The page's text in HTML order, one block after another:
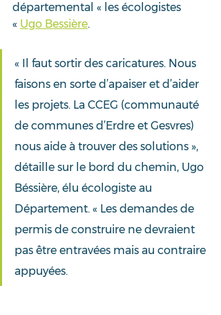
départemental « les écologistes
« Ugo Bessière.
« Il faut sortir des caricatures. Nous
faisons en sorte d’apaiser et d’aider
les projets. La CCEG (communauté
de communes d’Erdre et Gesvres)
nous aide à trouver des solutions »,
détaille sur le bord du chemin, Ugo
Béssière, élu écologiste au
Département. « Les demandes de
permis de construire ne devraient
pas être entravées mais au contraire
appuyées.